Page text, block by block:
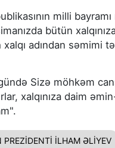
milli
bütün
adından səmimi
Sizə möhkəm
xalqınıza daim
PREZİDENTİ İLHAM ƏLİYEV